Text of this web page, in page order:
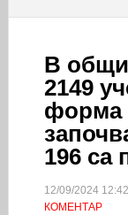
В
2149
форма
196 са
12/09/2024 12:42
КОМЕНТАР